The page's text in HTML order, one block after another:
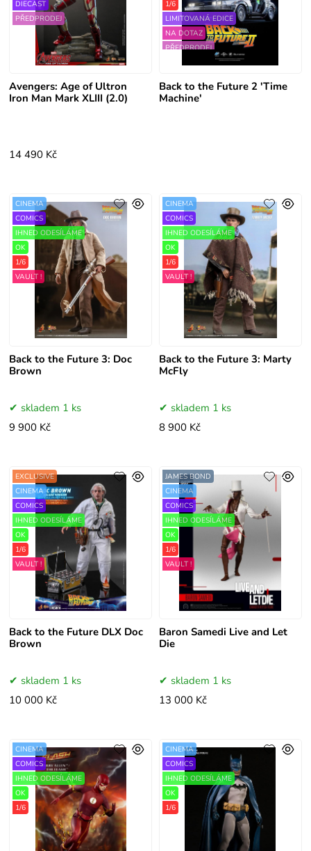
Avengers: Age of Ultron
Iron Man Mark XLIII (2.0)
DIECAST
PŘEDPRODEJ
14 490 Kč
Back to the Future 2 'Time
Machine'
1/6
LIMITOVANÁ EDICE
NA DOTAZ
PŘEDPRODEJ
Back to the Future 3: Doc
Brown
CINEMA
COMICS
IHNED ODESÍLÁME
OK
1/6
VAULT !
skladem 1 ks
9 900 Kč
Back to the Future 3: Marty
McFly
CINEMA
COMICS
IHNED ODESÍLÁME
OK
1/6
VAULT !
skladem 1 ks
8 900 Kč
Back to the Future DLX Doc
Brown
EXCLUSIVE
CINEMA
COMICS
IHNED ODESÍLÁME
OK
1/6
VAULT !
skladem 1 ks
10 000 Kč
Baron Samedi Live and Let
Die
JAMES BOND
CINEMA
COMICS
IHNED ODESÍLÁME
OK
1/6
VAULT !
skladem 1 ks
13 000 Kč
CINEMA
COMICS
IHNED ODESÍLÁME
OK
1/6
CINEMA
COMICS
IHNED ODESÍLÁME
OK
1/6